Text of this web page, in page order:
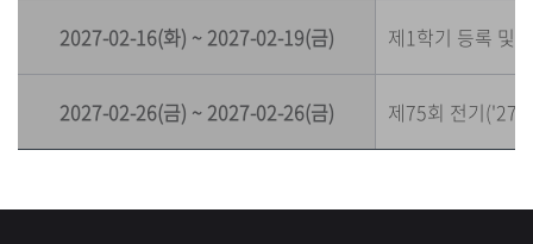
2027-02-16(화) ~ 2027-02-19(금) 제1학기 등록 및
2027-02-26(금) ~ 2027-02-26(금) 제75회 전기('27